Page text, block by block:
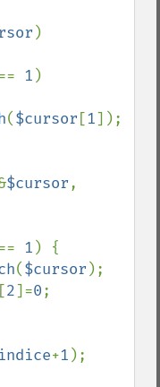
)
1
($cursor [1]);
$cursor
1 ) {
($cursor );
[2]=0;
+1 );